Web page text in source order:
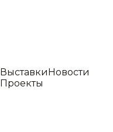
ВыставкиНовости
Проекты